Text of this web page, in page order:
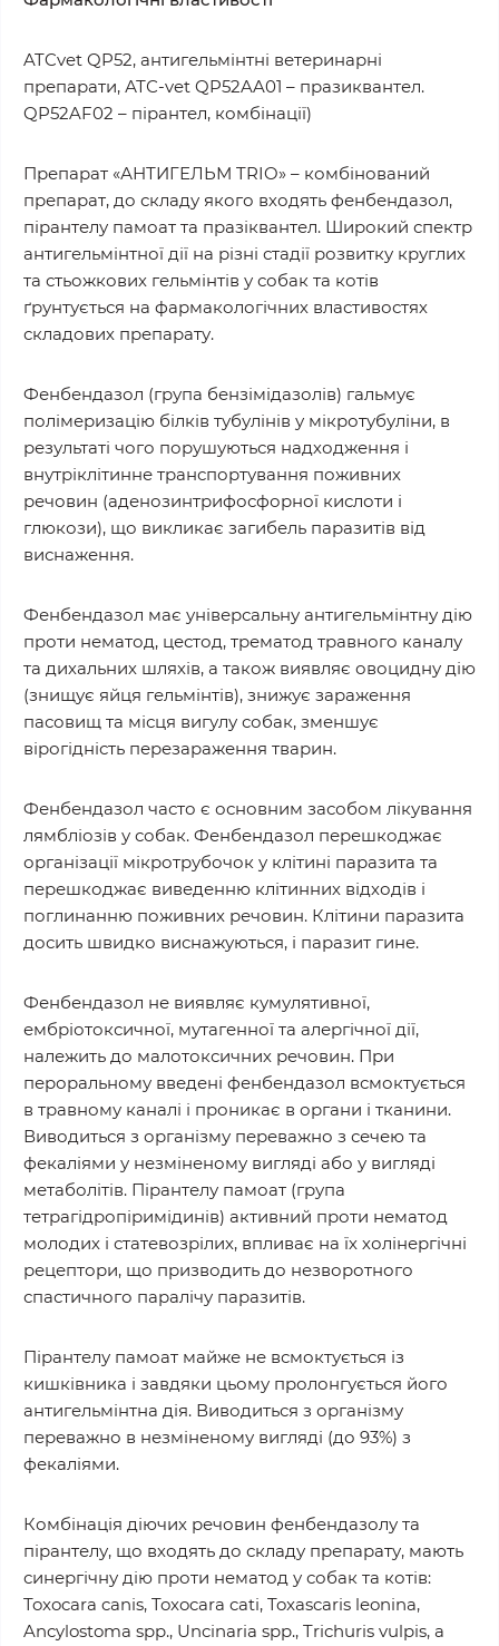
ATCvet QP52, антигельмінтні ветеринарні
препарати, АТС-vet QP52AA01 – празиквантел.
QP52AF02 – пірантел, комбінації)
Препарат «АНТИГЕЛЬМ TRIO» – комбінований
препарат, до складу якого входять фенбендазол,
пірантелу памоат та празіквантел. Широкий спектр
антигельмінтної дії на різні стадії розвитку круглих
та стьожкових гельмінтів у собак та котів
ґрунтується на фармакологічних властивостях
складових препарату.
Фенбендазол (група бензімідазолів) гальмує
полімеризацію білків тубулінів у мікротубуліни, в
результаті чого порушуються надходження і
внутріклітинне транспортування поживних
речовин (аденозинтрифосфорної кислоти і
глюкози), що викликає загибель паразитів від
виснаження.
Фенбендазол має універсальну антигельмінтну дію
проти нематод, цестод, трематод травного каналу
та дихальних шляхів, а також виявляє овоцидну дію
(знищує яйця гельмінтів), знижує зараження
пасовищ та місця вигулу собак, зменшує
вірогідність перезараження тварин.
Фенбендазол часто є основним засобом лікування
лямбліозів у собак. Фенбендазол перешкоджає
організації мікротрубочок у клітині паразита та
перешкоджає виведенню клітинних відходів і
поглинанню поживних речовин. Клітини паразита
досить швидко виснажуються, і паразит гине.
Фенбендазол не виявляє кумулятивної,
ембріотоксичної, мутагенної та алергічної дії,
належить до малотоксичних речовин. При
пероральному введені фенбендазол всмоктується
в травному каналі і проникає в органи і тканини.
Виводиться з організму переважно з сечею та
фекаліями у незміненому вигляді або у вигляді
метаболітів. Пірантелу памоат (група
тетрагідропіримідинів) активний проти нематод
молодих і статевозрілих, впливає на їх холінергічні
рецептори, що призводить до незворотного
спастичного паралічу паразитів.
Пірантелу памоат майже не всмоктується із
кишківника і завдяки цьому пролонгується його
антигельмінтна дія. Виводиться з організму
переважно в незміненому вигляді (до 93%) з
фекаліями.
Комбінація діючих речовин фенбендазолу та
пірантелу, що входять до складу препарату, мають
синергічну дію проти нематод у собак та котів:
Toxocara canis, Toxocara cati, Toxascaris leonina,
Ancylostoma spp., Uncinaria spp., Trichuris vulpis, а